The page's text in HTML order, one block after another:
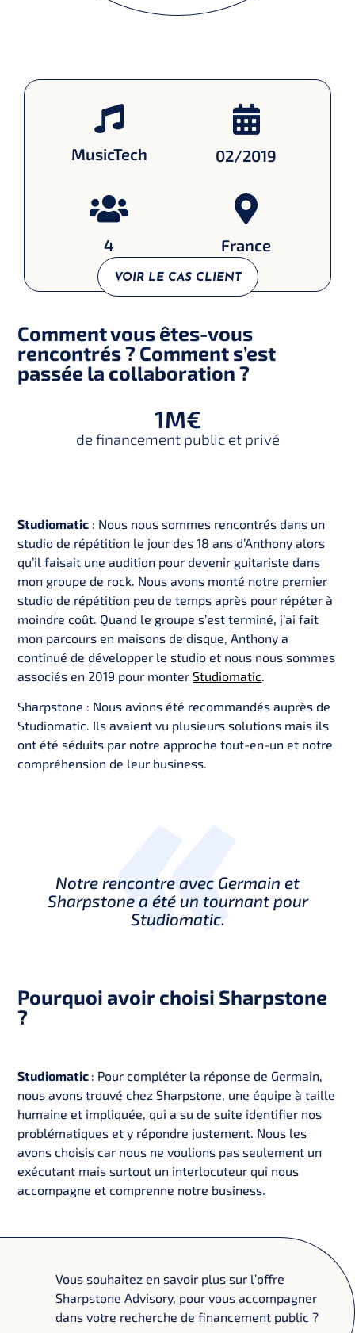
MusicTech 02/2019
4 France
VOIR LE CAS CLIENT
Comment vous êtes-vous
rencontrés ? Comment s’est
passée la collaboration ?
de financement public et privé
1M€
Studiomatic : Nous nous sommes rencontrés dans un
studio de répétition le jour des 18 ans d’Anthony alors
qu’il faisait une audition pour devenir guitariste dans
mon groupe de rock. Nous avons monté notre premier
studio de répétition peu de temps après pour répéter à
moindre coût. Quand le groupe s’est terminé, j’ai fait
mon parcours en maisons de disque, Anthony a
continué de développer le studio et nous nous sommes
associés en 2019 pour monterStudiomatic.
Sharpstone : Nous avions été recommandés auprès de
Studiomatic. Ils avaient vu plusieurs solutions mais ils
ont été séduits par notre approche tout-en-un et notre
compréhension de leur business.
Notre rencontre avec Germain et
Sharpstone a été un tournant pour
Studiomatic.
Pourquoi avoir choisi Sharpstone
?
Studiomatic : Pour compléter la réponse de Germain,
nous avons trouvé chez Sharpstone, une équipe à taille
humaine et impliquée, qui a su de suite identifier nos
problématiques et y répondre justement. Nous les
avons choisis car nous ne voulions pas seulement un
exécutant mais surtout un interlocuteur qui nous
accompagne et comprenne notre business.
Vous souhaitez en savoir plus sur l’offre
Sharpstone Advisory, pour vous accompagner
dans votre recherche de financement public ?